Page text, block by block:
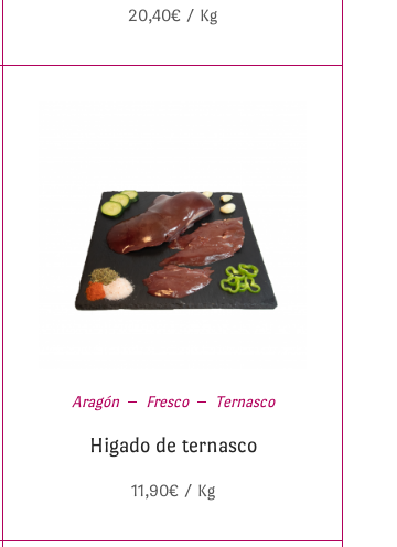
20,40€ / Kg
Aragón Fresco Ternasco
Higado de ternasco
11,90€/ Kg